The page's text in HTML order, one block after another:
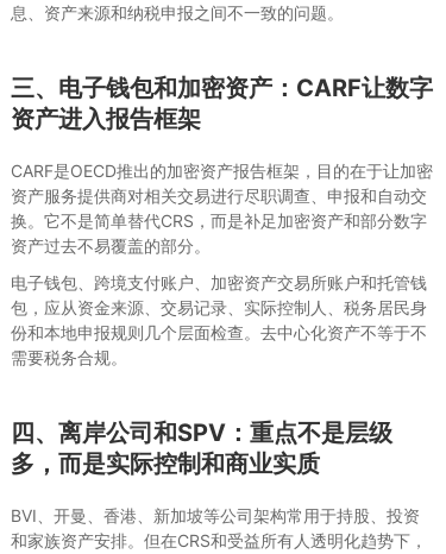
息、资产来源和纳税申报之间不一致的问题。
三、电子钱包和加密资产：CARF让数字
资产进入报告框架
CARF是OECD推出的加密资产报告框架，目的在于让加密
资产服务提供商对相关交易进行尽职调查、申报和自动交
换。它不是简单替代CRS，而是补足加密资产和部分数字
资产过去不易覆盖的部分。
电子钱包、跨境支付账户、加密资产交易所账户和托管钱
包，应从资金来源、交易记录、实际控制人、税务居民身
份和本地申报规则几个层面检查。去中心化资产不等于不
需要税务合规。
四、离岸公司和SPV：重点不是层级
多，而是实际控制和商业实质
BVI、开曼、香港、新加坡等公司架构常用于持股、投资
和家族资产安排。但在CRS和受益所有人透明化趋势下，